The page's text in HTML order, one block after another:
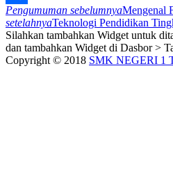
Share
Pengumuman sebelumnyaMengenal
setelahnyaTeknologi Pendidikan
Silahkan tambahkan Widget untuk
dan tambahkan Widget di Dasbor >
Copyright © 2018 SMK NEGERI 1